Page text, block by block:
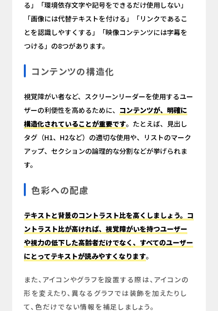
る」「環境依存文字や記号をできるだけ使用しない」
「画像には代替テキストを付ける」「リンクであるこ
とを認識しやすくする」「映像コンテンツには字幕を
つける」の8つがあります。
コンテンツの構造化
視覚障がい者など、スクリーンリーダーを使用するユー
ザーの利便性を高めるために、 コンテンツが、明確に
構造化されていることが重要です。たとえば、見出し
タグ（H1、H2など）の適切な使用や、リストのマーク
アップ、セクションの論理的な分割などが挙げられま
す。
色彩への配慮
テキストと背景のコントラスト比を高くしましょう。コ
ントラスト比が高ければ、視覚障がいを持つユーザー
や視力の低下した高齢者だけでなく、すべてのユーザー
にとってテキストが読みやすくなります。
また、アイコンやグラフを設置する際は、アイコンの
形を変えたり、異なるグラフでは装飾を加えたりし
て、色だけでない情報を補足しましょう。